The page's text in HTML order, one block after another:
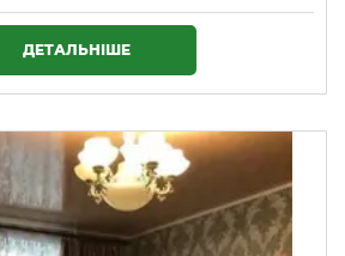
1 741 500 ₴
ДЕТАЛЬНІШЕ